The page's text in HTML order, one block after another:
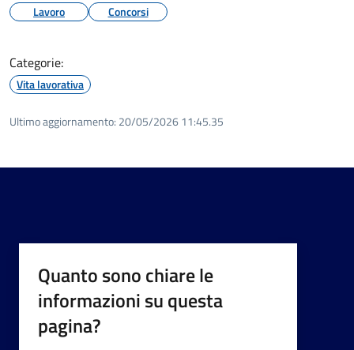
Lavoro Concorsi
Categorie:
Vita lavorativa
Ultimo aggiornamento: 20/05/2026 11:45.35
Quanto sono chiare le
informazioni su questa
pagina?